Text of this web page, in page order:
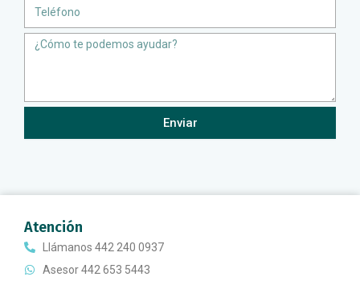
Message
Enviar
Atención
Llámanos 442 240 0937
Asesor 442 653 5443